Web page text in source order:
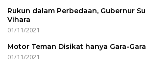
Rukun dalam Perbedaan, Gubernur
Vihara
01/11/2021
Motor Teman Disikat hanya Gara-
01/11/2021